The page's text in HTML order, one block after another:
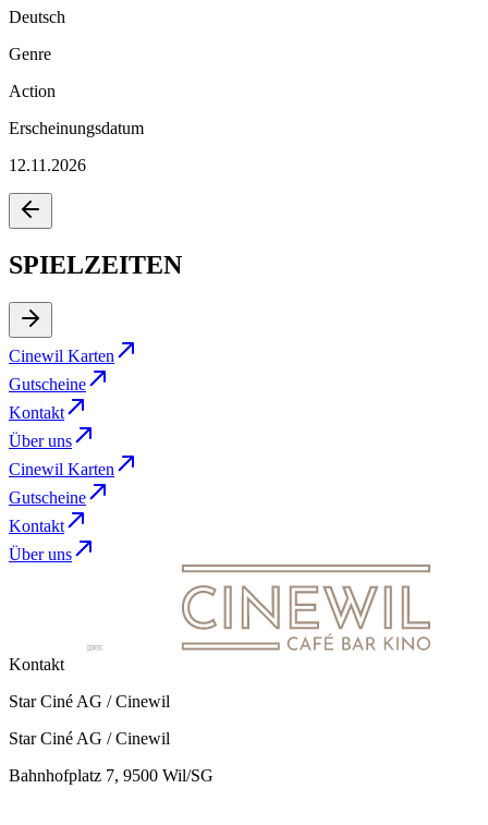
Deutsch
Genre
Action
Erscheinungsdatum
12.11.2026
SPIELZEITEN
Cinewil Karten
Gutscheine
Kontakt
Über uns
Cinewil Karten
Gutscheine
Kontakt
Über uns
Kontakt
Star Ciné AG / Cinewil
Star Ciné AG / Cinewil
Bahnhofplatz 7, 9500 Wil/SG